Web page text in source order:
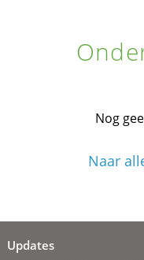
Nog
Naar
Updates